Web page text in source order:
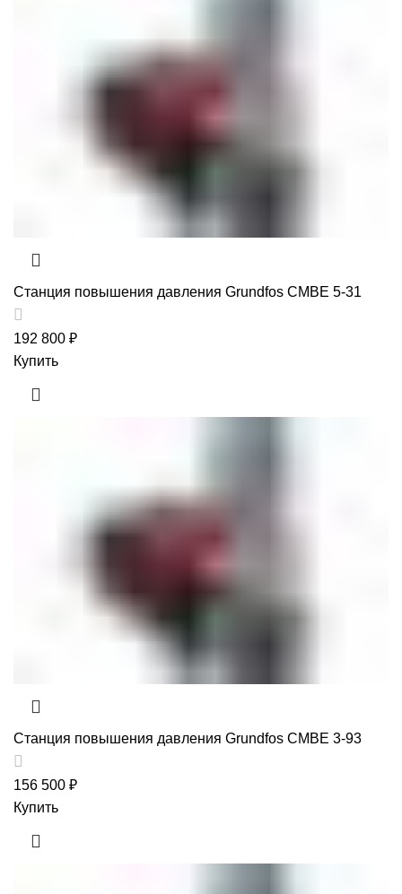
Станция повышения давления Grundfos CMBE 5-31
192 800 ₽
Купить
Станция повышения давления Grundfos CMBE 3-93
156 500 ₽
Купить